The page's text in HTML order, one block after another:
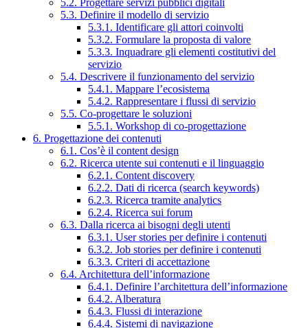
5.2. Progettare servizi pubblici digitali
5.3. Definire il modello di servizio
5.3.1. Identificare gli attori coinvolti
5.3.2. Formulare la proposta di valore
5.3.3. Inquadrare gli elementi costitutivi del
servizio
5.4. Descrivere il funzionamento del servizio
5.4.1. Mappare l’ecosistema
5.4.2. Rappresentare i flussi di servizio
5.5. Co-progettare le soluzioni
5.5.1. Workshop di co-progettazione
6. Progettazione dei contenuti
6.1. Cos’è il content design
6.2. Ricerca utente sui contenuti e il linguaggio
6.2.1. Content discovery
6.2.2. Dati di ricerca (search keywords)
6.2.3. Ricerca tramite analytics
6.2.4. Ricerca sui forum
6.3. Dalla ricerca ai bisogni degli utenti
6.3.1. User stories per definire i contenuti
6.3.2. Job stories per definire i contenuti
6.3.3. Criteri di accettazione
6.4. Architettura dell’informazione
6.4.1. Definire l’architettura dell’informazione
6.4.2. Alberatura
6.4.3. Flussi di interazione
6.4.4. Sistemi di navigazione